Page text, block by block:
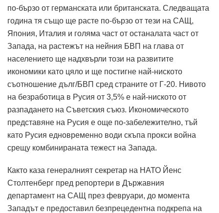
по-бързо от германската или британската. Следващата
година тя също ще расте по-бързо от тези на САЩ,
Япония, Италия и голяма част от останалата част от
Запада, на растежът на нейния БВП на глава от
населението ще надхвърли този на развитите
икономики като цяло и ще постигне най-ниското
съотношение дълг/БВП сред страните от Г-20. Нивото
на безработица в Русия от 3,5% е най-ниското от
разпадането на Съветския съюз. Икономическото
представяне на Русия е още по-забележително, тъй
като Русия едновременно води скъпа прокси война
срещу комбинираната тежест на Запада.
Както каза генералният секретар на НАТО Йенс
Столтенберг пред репортери в Държавния
департамент на САЩ през февруари, до момента
Западът е предоставил безпрецедентна подкрепа на